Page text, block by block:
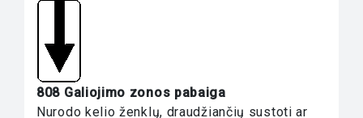
808 Galiojimo zonos pabaiga
Nurodo kelio ženklų, draudžiančių sustoti ar